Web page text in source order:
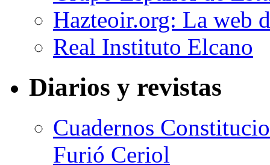
Hazteoir.org: La web
Real Instituto Elcano
Diarios y revistas
Cuadernos
Furió Ceriol